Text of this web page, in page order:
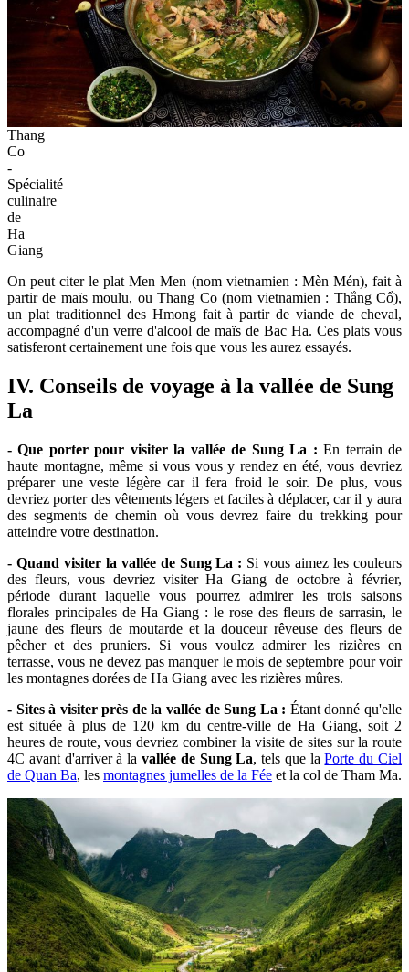
Thang
Co
-
Spécialité
culinaire
de
Ha
Giang
On peut citer le plat Men Men (nom vietnamien : Mèn Mén), fait à
partir de maïs moulu, ou Thang Co (nom vietnamien : Thắng Cổ),
un plat traditionnel des Hmong fait à partir de viande de cheval,
accompagné d'un verre d'alcool de maïs de Bac Ha. Ces plats vous
satisferont certainement une fois que vous les aurez essayés.
IV. Conseils de voyage à la vallée de Sung
La
- Que porter pour visiter la vallée de Sung La : En terrain de
haute montagne, même si vous vous y rendez en été, vous devriez
préparer une veste légère car il fera froid le soir. De plus, vous
devriez porter des vêtements légers et faciles à déplacer, car il y aura
des segments de chemin où vous devrez faire du trekking pour
atteindre votre destination.
- Quand visiter la vallée de Sung La : Si vous aimez les couleurs
des fleurs, vous devriez visiter Ha Giang de octobre à février,
période durant laquelle vous pourrez admirer les trois saisons
florales principales de Ha Giang : le rose des fleurs de sarrasin, le
jaune des fleurs de moutarde et la douceur rêveuse des fleurs de
pêcher et des pruniers. Si vous voulez admirer les rizières en
terrasse, vous ne devez pas manquer le mois de septembre pour voir
les montagnes dorées de Ha Giang avec les rizières mûres.
- Sites à visiter près de la vallée de Sung La : Étant donné qu'elle
est située à plus de 120 km du centre-ville de Ha Giang, soit 2
heures de route, vous devriez combiner la visite de sites sur la route
4C avant d'arriver à la vallée de Sung La, tels que laPorte du Ciel
de Quan Ba, les montagnes jumelles de la Fée et la col de Tham Ma.